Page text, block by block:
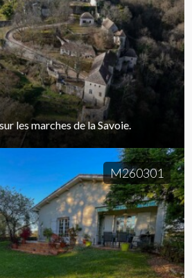
les marches de la Savoie.
M260301